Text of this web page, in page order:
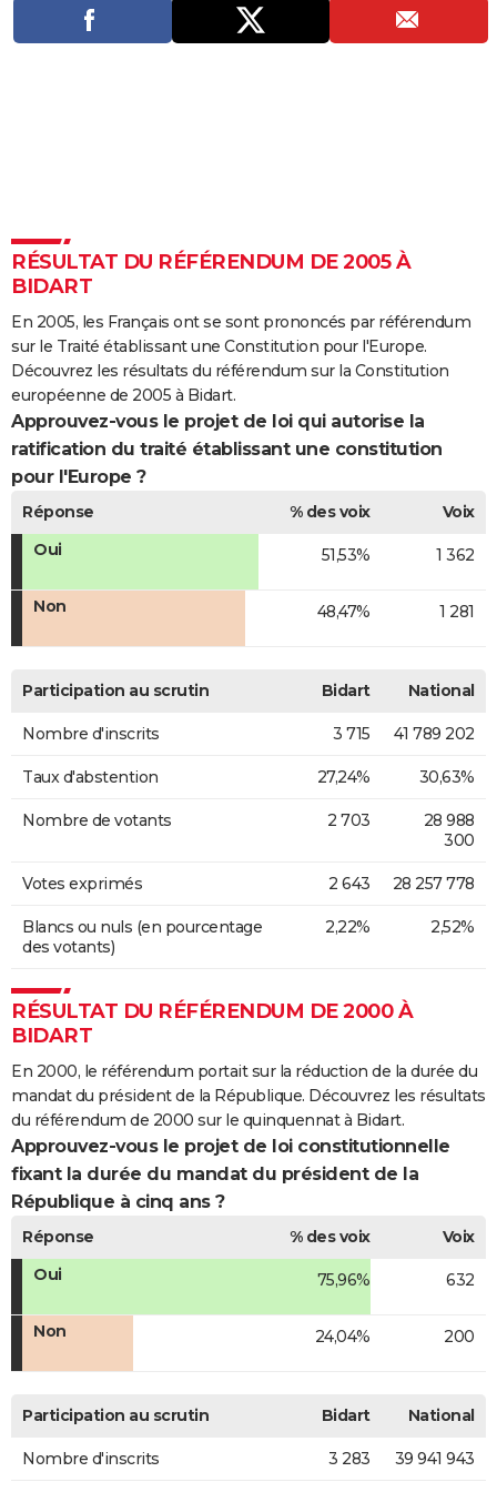
Destinations
Voyage nature
Voyage de noces
Dictionnaire
Biographies
Citations
Expressions
Proverbes
PROGRAMME TV
COPAINS D'AVANT
S'inscrire
Se connecter
Lycées
Collèges
Primaires
Universités
Entreprises
Service militaire
Avis de recherche
AVIS DE DÉCÈS
FORUM
Bricolage
Lifestyle
Culture
Sport
Auto
Television
Voyage
Cinema
RÉSULTAT DU RÉFÉRENDUM DE 2005 À
BIDART
En 2005, les Français ont se sont prononcés par référendum
sur le Traité établissant une Constitution pour l'Europe.
Découvrez les résultats du référendum sur la Constitution
européenne de 2005 à Bidart.
Approuvez-vous le projet de loi qui autorise la
ratification du traité établissant une constitution
pour l'Europe ?
Réponse % des voix
Voix
Oui
51,53% 1 362
Non 48,47% 1 281
Participation au scrutin Bidart National
Nombre d'inscrits 3 715 41 789 202
Taux d'abstention 27,24% 30,63%
Nombre de votants 2 703
28 988
300
Votes exprimés 2 643 28 257 778
Blancs ou nuls (en pourcentage
des votants)
2,22% 2,52%
RÉSULTAT DU RÉFÉRENDUM DE 2000 À
BIDART
En 2000, le référendum portait sur la réduction de la durée du
mandat du président de la République. Découvrez les résultats
du référendum de 2000 sur le quinquennat à Bidart.
Approuvez-vous le projet de loi constitutionnelle
fixant la durée du mandat du président de la
République à cinq ans ?
Réponse % des voix
Voix
Oui
75,96% 632
Non 24,04% 200
Participation au scrutin Bidart National
Nombre d'inscrits 3 283 39 941 943